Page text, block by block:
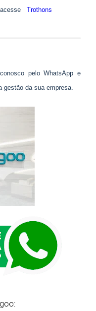
Trothons
pelo WhatsApp e
gestão da sua empresa.